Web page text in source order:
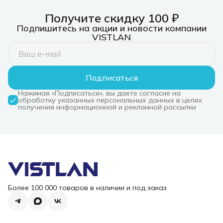
Получите скидку 100 ₽
Подпишитесь на акции и новости компании
VISTLAN
Подписаться
Нажимая «Подписаться», вы даете согласие на
обработку указанных персональных данных в целях
получения информационной и рекламной рассылки
Более 100 000 товаров в наличии и под заказ